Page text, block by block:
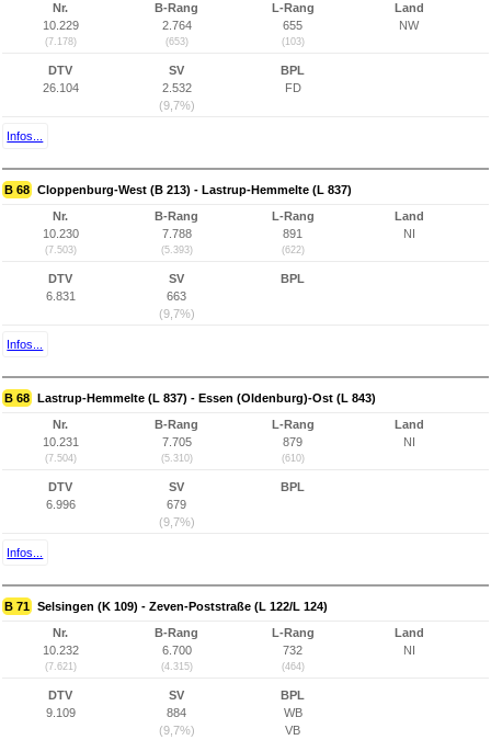
Nr.
10.229
(7.178)
B-Rang
2.764
(653)
L-Rang
655
(103)
Land
NW
DTV
26.104
SV
2.532
(9,7%)
BPL
FD
Infos...
B 68 Cloppenburg-West (B 213) - Lastrup-Hemmelte (L 837)
Nr.
10.230
(7.503)
B-Rang
7.788
(5.393)
L-Rang
891
(622)
Land
NI
DTV
6.831
SV
663
(9,7%)
BPL
Infos...
B 68 Lastrup-Hemmelte (L 837) - Essen (Oldenburg)-Ost (L 843)
Nr.
10.231
(7.504)
B-Rang
7.705
(5.310)
L-Rang
879
(610)
Land
NI
DTV
6.996
SV
679
(9,7%)
BPL
Infos...
B 71 Selsingen (K 109) - Zeven-Poststraße (L 122/L 124)
Nr.
10.232
(7.621)
B-Rang
6.700
(4.315)
L-Rang
732
(464)
Land
NI
DTV
9.109
SV
884
(9,7%)
BPL
WB
VB